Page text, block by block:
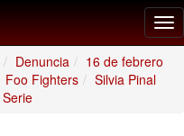
Denuncia
16 de febrero
Foo Fighters
Silvia Pinal
Serie